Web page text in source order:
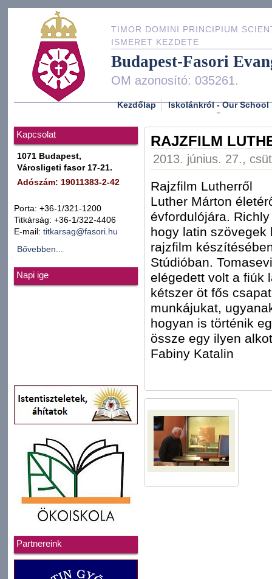
TIMOR DOMINI PRINCIPIUM
ISMERET KEZDETE
Budapest-Fasori
OM azonosító: 035261.
Kezdőlap Iskolánkról - Our School
Kapcsolat
1071 Budapest,
Városligeti fasor 17-21.
Adószám: 19011383-2-42
Porta: +36-1/321-1200
Titkárság: +36-1/322-4406
E-mail: titkarsag@fasori.hu
Bővebben...
Napi ige
Partnereink
RAJZFILM
2013. június. 27.,
Rajzfilm Lutherről
Luther Márton
évfordulójára.
hogy latin szövegek
rajzfilm
Stúdióban.
elégedett volt a fiúk
kétszer öt fős
munkájukat,
hogyan is történik
össze egy ilyen
Fabiny Katalin